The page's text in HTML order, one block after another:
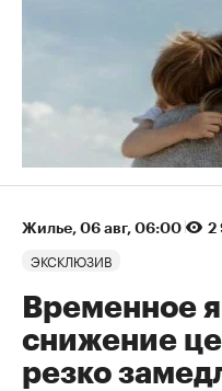
Жилье⁠, 06 авг, 06:00 2
ЭКСКЛЮЗИВ
Временное
снижение
резко